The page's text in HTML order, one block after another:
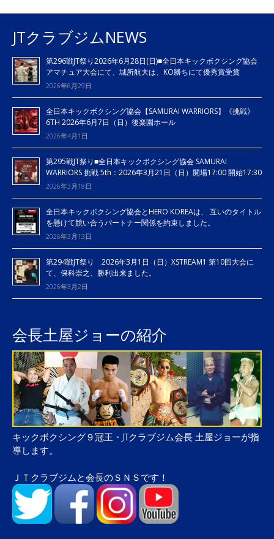
JTクラブジムNEWS
第296戦JT祭り2026年6月28日(日)■全日本キックボクシング協会
アマチュア大会にて、城所航大は、KO勝ちにて優秀賞受賞
2026年6月29日
全日本キックボクシング協会【SAMURAI WARRIORS】《挑戦》
6TH 2026年6月7日（日）後楽園ホール
2026年4月1日
第295戦JT祭り■全日本キックボクシング協会 SAMURAI
WARRIORS 挑戦 5th：2026年3月21日（日）開場17:00 開始17:30
2026年3月18日
全日本キックボクシング協会とHERO KOREAは、 互いのタイトル
を懸けて競い合うパートナー関係を約束しました。
2026年3月13日
第294戦JT祭り 2026年3月1日（日）XSTREAM1 第10回大会に
て、保科崇之、勝利出来ました。
2026年3月2日
会長土屋ジョーの紹介
キックボクシング９冠王・JTクラブジム会長 土屋ジョーが指
導します。
ＪＴクラブジムと会長のＳＮＳです！